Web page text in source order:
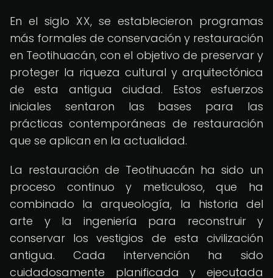
En el siglo XX, se establecieron programas
más formales de conservación y restauración
en Teotihuacán, con el objetivo de preservar y
proteger la riqueza cultural y arquitectónica
de esta antigua ciudad. Estos esfuerzos
iniciales sentaron las bases para las
prácticas contemporáneas de restauración
que se aplican en la actualidad.
La restauración de Teotihuacán ha sido un
proceso continuo y meticuloso, que ha
combinado la arqueología, la historia del
arte y la ingeniería para reconstruir y
conservar los vestigios de esta civilización
antigua. Cada intervención ha sido
cuidadosamente planificada y ejecutada